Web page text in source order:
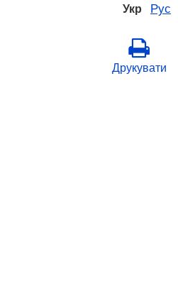
Укр Рус
Друкувати